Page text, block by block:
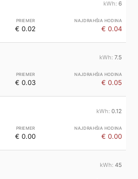
6
€ 0.02 € 0.04
7.5
€ 0.03 € 0.05
0.12
€ 0.00 € 0.00
45